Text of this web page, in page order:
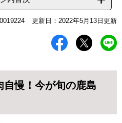
更新日：2022年5月13日更新
慢！今が旬の鹿島